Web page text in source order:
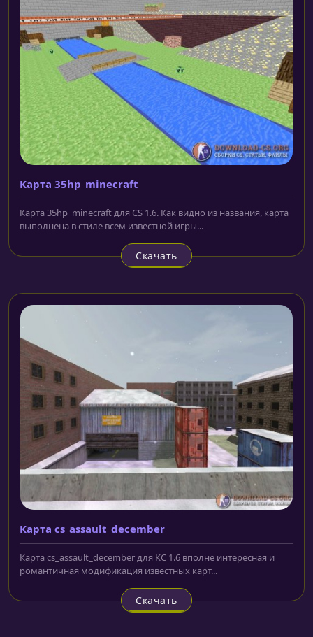
Карта 35hp_minecraft
Карта 35hp_minecraft для CS 1.6. Как видно из названия, карта
выполнена в стиле всем известной игры...
Скачать
Карта cs_assault_december
Карта cs_assault_december для КС 1.6 вполне интересная и
романтичная модификация известных карт...
Скачать